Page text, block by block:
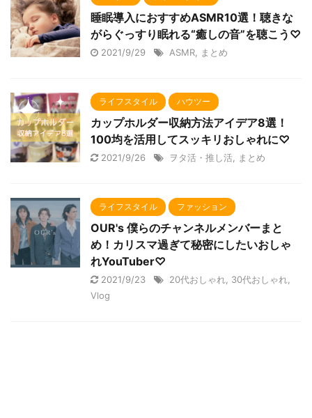
睡眠導入におすすめASMR10選！聴きな
がらぐっすり眠れる“癒しの音”を聴こう♡
2021/9/29 ASMR まとめ
ライフスタイル ハウツー
カップホルダー収納方法アイデア8選！
100均を活用してスッキリおしゃれに♡
2021/9/26 ヲタ活・推し活 まとめ
ライフスタイル ファッション
OUR's 僕らのチャンネルメンバーまと
め！カリスマ過ぎて秘密にしたいおしゃ
れYouTuber♡
2021/9/23 20代おしゃれ 30代おしゃれ
Vlog